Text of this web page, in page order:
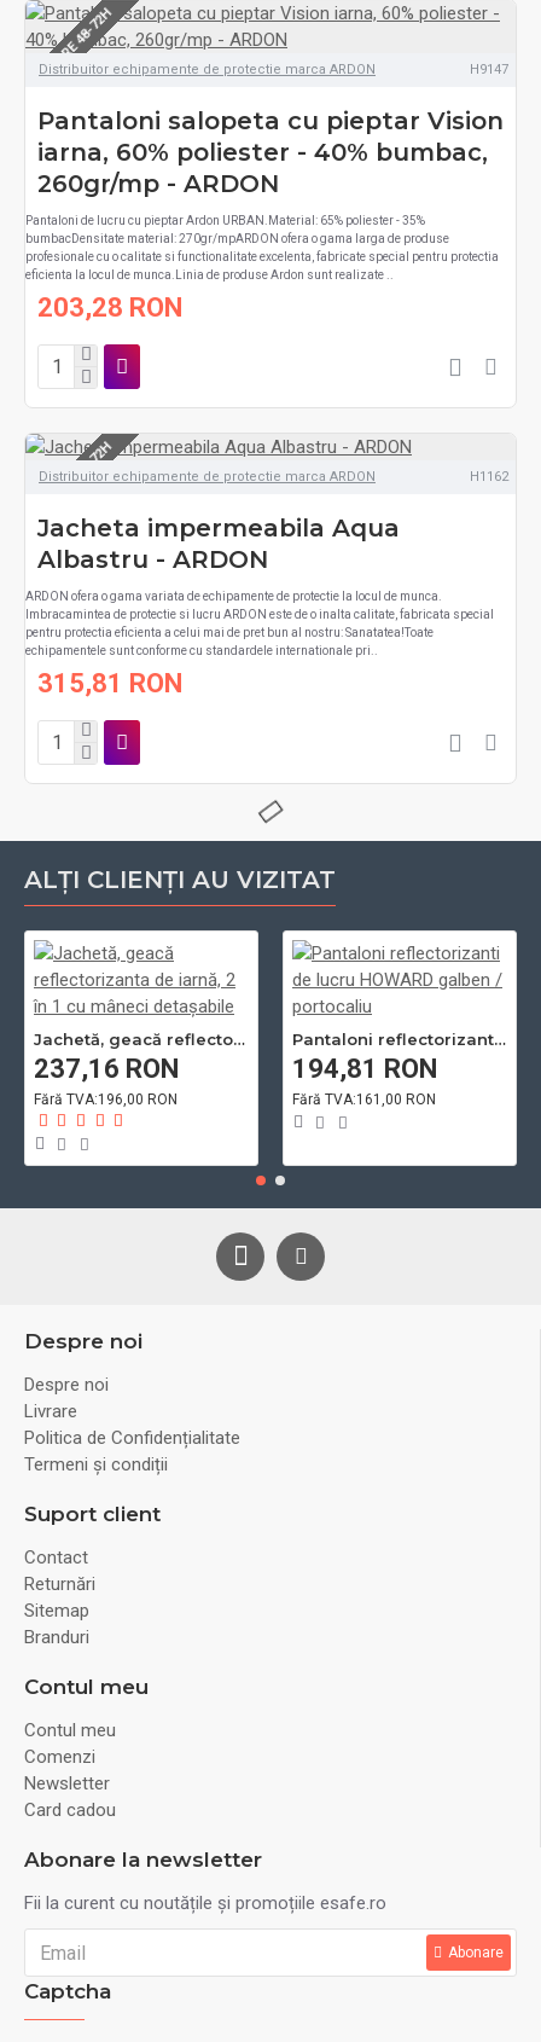
LIVRARE 48-72H
Distribuitor echipamente de protectie marca ARDON H9147
Pantaloni salopeta cu pieptar Vision
iarna, 60% poliester - 40% bumbac,
260gr/mp - ARDON
Pantaloni de lucru cu pieptar Ardon URBAN.Material: 65% poliester - 35%
bumbacDensitate material: 270gr/mpARDON ofera o gama larga de produse
profesionale cu o calitate si functionalitate excelenta, fabricate special pentru protectia
eficienta la locul de munca.Linia de produse Ardon sunt realizate ..
203,28 RON
LIVRARE 48-72H
Distribuitor echipamente de protectie marca ARDON H1162
Jacheta impermeabila Aqua
Albastru - ARDON
ARDON ofera o gama variata de echipamente de protectie la locul de munca.
Imbracamintea de protectie si lucru ARDON este de o inalta calitate, fabricata special
pentru protectia eficienta a celui mai de pret bun al nostru: Sanatatea!Toate
echipamentele sunt conforme cu standardele internationale pri..
315,81 RON
ALȚI CLIENȚI AU VIZITAT
Jachetă, geacă reflectorizanta de iarnă, 2 în 1 cu mâneci detașabile
237,16 RON
Fără TVA:196,00 RON
Pantaloni reflectorizanti de lucru HOWARD galben / portocaliu
194,81 RON
Fără TVA:161,00 RON
Despre noi
Despre noi
Livrare
Politica de Confidențialitate
Termeni și condiții
Suport client
Contact
Returnări
Sitemap
Branduri
Contul meu
Contul meu
Comenzi
Newsletter
Card cadou
Abonare la newsletter
Fii la curent cu noutățile și promoțiile esafe.ro
Abonare
Captcha